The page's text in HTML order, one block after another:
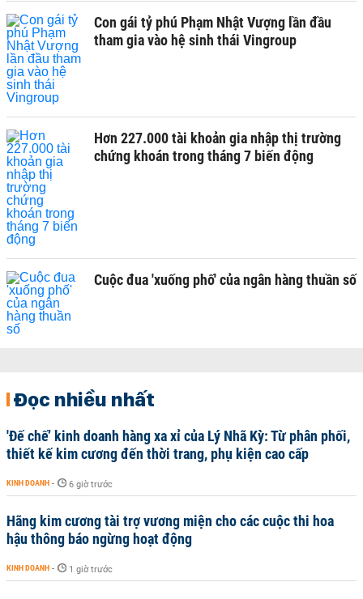
Con gái tỷ phú Phạm Nhật Vượng lần đầu
tham gia vào hệ sinh thái Vingroup
Hơn 227.000 tài khoản gia nhập thị trường
chứng khoán trong tháng 7 biến động
Cuộc đua 'xuống phố' của ngân hàng thuần số
Đọc nhiều nhất
'Đế chế’ kinh doanh hàng xa xỉ của Lý Nhã Kỳ: Từ phân phối,
thiết kế kim cương đến thời trang, phụ kiện cao cấp
KINH DOANH - 6 giờ trước
Hãng kim cương tài trợ vương miện cho các cuộc thi hoa
hậu thông báo ngừng hoạt động
KINH DOANH - 1 giờ trước